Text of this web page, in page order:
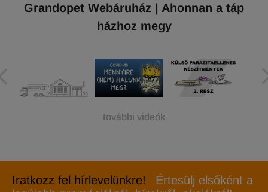
Grandopet Webáruház | Ahonnan a táp
házhoz megy
további videók
Iratkozz fel hírlevelünkre!
Értesülj elsőként a